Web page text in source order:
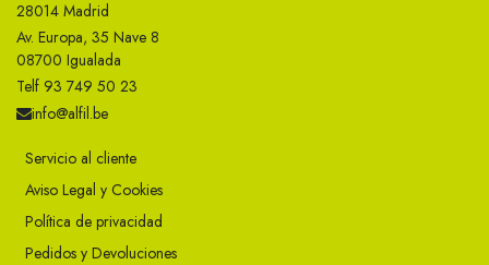
28014 Madrid
Av. Europa, 35 Nave 8
08700 Igualada
Telf 93 749 50 23
info@alfil.be
Servicio al cliente
Aviso Legal y Cookies
Política de privacidad
Pedidos y Devoluciones